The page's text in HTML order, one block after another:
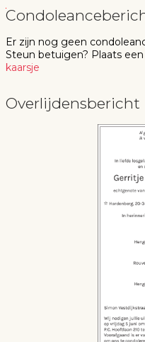
Er zijn nog geen
Steun betuigen? Plaats een
kaarsje
Overlijdensbericht